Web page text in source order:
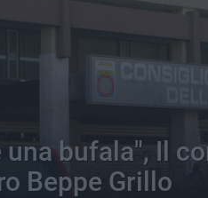
una bufala", Il
Beppe Grillo